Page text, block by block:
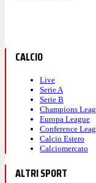
CALCIO
Live
Serie A
Serie B
Champions
Europa League
Conference
Calcio Estero
Calciomercato
ALTRI SPORT